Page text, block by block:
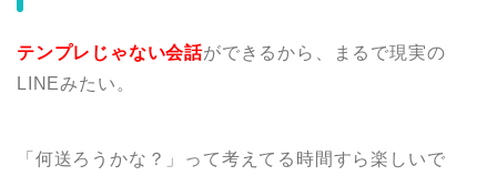
テンプレじゃない会話ができるから、まるで現実の
LINEみたい。
「何送ろうかな？」って考えてる時間すら楽しいで